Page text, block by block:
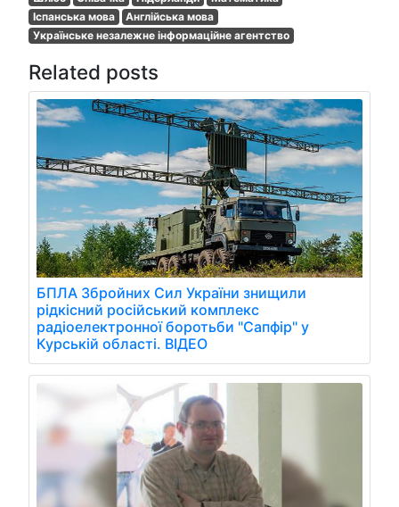
Іспанська мова
Англійська мова
Українське незалежне інформаційне агентство
Related posts
БПЛА Збройних Сил України знищили
рідкісний російський комплекс
радіоелектронної боротьби "Сапфір" у
Курській області. ВІДЕО